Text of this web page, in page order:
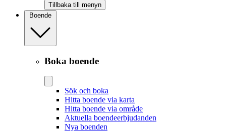
Tillbaka till menyn
Boende
Boka boende
Sök och boka
Hitta boende via karta
Hitta boende via område
Aktuella boendeerbjudanden
Nya boenden